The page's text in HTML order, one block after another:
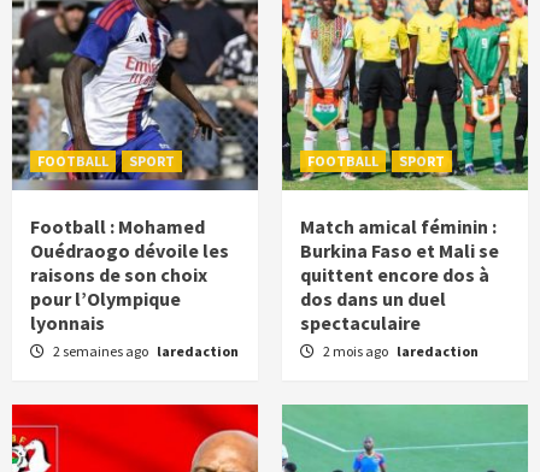
FOOTBALL SPORT
Football : Mohamed
Ouédraogo dévoile les
raisons de son choix
pour l’Olympique
lyonnais
2 semaines ago laredaction
FOOTBALL SPORT
Match amical féminin :
Burkina Faso et Mali se
quittent encore dos à
dos dans un duel
spectaculaire
2 mois ago laredaction